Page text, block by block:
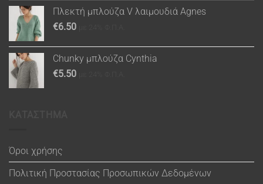
Πλεκτή μπλούζα V λαιμουδιά Agnes
€6.50
Chunky μπλούζα Cynthia
€5.50
Όροι χρήσης
Πολιτική Προστασίας Προσωπικών Δεδομένων